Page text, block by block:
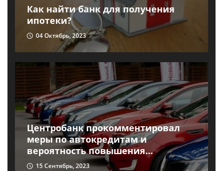
Как найти банк для получения
ипотеки?
04 Октябрь, 2023
Центробанк прокомментировал
меры по автокредитам и
вероятность повышения
процентных ставок по ним
15 Сентябрь, 2023